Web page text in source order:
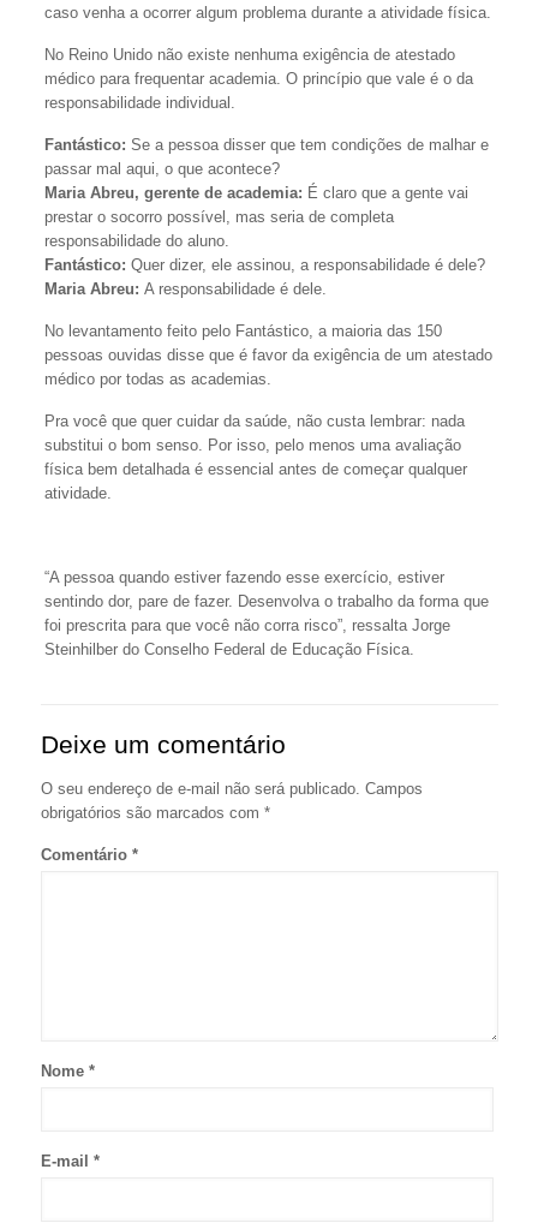
caso venha a ocorrer algum problema durante a atividade física.
No Reino Unido não existe nenhuma exigência de atestado
médico para frequentar academia. O princípio que vale é o da
responsabilidade individual.
Fantástico: Se a pessoa disser que tem condições de malhar e
passar mal aqui, o que acontece?
Maria Abreu, gerente de academia: É claro que a gente vai
prestar o socorro possível, mas seria de completa
responsabilidade do aluno.
Fantástico: Quer dizer, ele assinou, a responsabilidade é dele?
Maria Abreu:A responsabilidade é dele.
No levantamento feito pelo Fantástico, a maioria das 150
pessoas ouvidas disse que é favor da exigência de um atestado
médico por todas as academias.
Pra você que quer cuidar da saúde, não custa lembrar: nada
substitui o bom senso. Por isso, pelo menos uma avaliação
física bem detalhada é essencial antes de começar qualquer
atividade.
“A pessoa quando estiver fazendo esse exercício, estiver
sentindo dor, pare de fazer. Desenvolva o trabalho da forma que
foi prescrita para que você não corra risco”, ressalta Jorge
Steinhilber do Conselho Federal de Educação Física.
Deixe um comentário
O seu endereço de e-mail não será publicado. Campos
obrigatórios são marcados com *
Comentário *
Nome *
E-mail *